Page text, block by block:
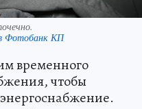
Фотобанк КП
временного
чтобы